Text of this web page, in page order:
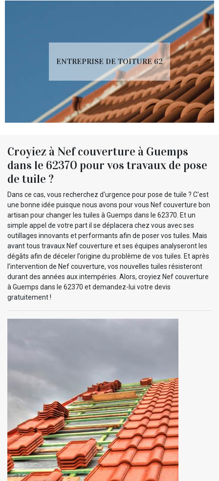
ENTREPRISE DE TOITURE 62
Croyiez à Nef couverture à Guemps
dans le 62370 pour vos travaux de pose
de tuile ?
Dans ce cas, vous recherchez d'urgence pour pose de tuile ? C'est
une bonne idée puisque nous avons pour vous Nef couverture bon
artisan pour changer les tuiles à Guemps dans le 62370. Et un
simple appel de votre part il se déplacera chez vous avec ses
outillages innovants et performants afin de poser vos tuiles. Mais
avant tous travaux Nef couverture et ses équipes analyseront les
dégâts afin de déceler l’origine du problème de vos tuiles. Et après
l’intervention de Nef couverture, vos nouvelles tuiles résisteront
durant des années aux intempéries. Alors, croyiez Nef couverture
à Guemps dans le 62370 et demandez-lui votre devis
gratuitement !